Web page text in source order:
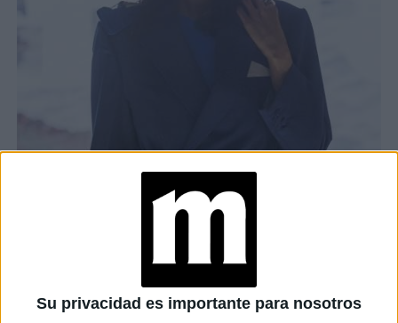
Su privacidad es importante para nosotros